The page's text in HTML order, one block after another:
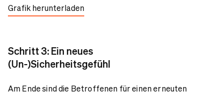
Grafik herunterladen
Schritt 3: Ein neues
(Un-)Sicherheitsgefühl
Am Ende sind die Betroffenen für einen erneuten